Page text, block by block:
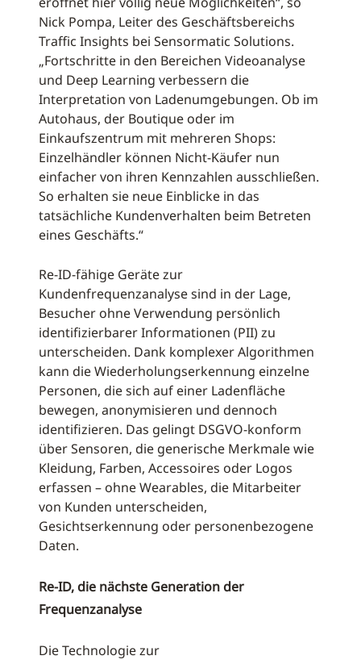
Nick Pompa, Leiter des Geschäftsbereichs
Traffic Insights bei Sensormatic Solutions.
„Fortschritte in den Bereichen Videoanalyse
und Deep Learning verbessern die
Interpretation von Ladenumgebungen. Ob im
Autohaus, der Boutique oder im
Einkaufszentrum mit mehreren Shops:
Einzelhändler können Nicht-Käufer nun
einfacher von ihren Kennzahlen ausschließen.
So erhalten sie neue Einblicke in das
tatsächliche Kundenverhalten beim Betreten
eines Geschäfts.“
Re-ID-fähige Geräte zur
Kundenfrequenzanalyse sind in der Lage,
Besucher ohne Verwendung persönlich
identifizierbarer Informationen (PII) zu
unterscheiden. Dank komplexer Algorithmen
kann die Wiederholungserkennung einzelne
Personen, die sich auf einer Ladenfläche
bewegen, anonymisieren und dennoch
identifizieren. Das gelingt DSGVO-konform
über Sensoren, die generische Merkmale wie
Kleidung, Farben, Accessoires oder Logos
erfassen – ohne Wearables, die Mitarbeiter
von Kunden unterscheiden,
Gesichtserkennung oder personenbezogene
Daten.
Re-ID, die nächste Generation der
Frequenzanalyse
Die Technologie zur